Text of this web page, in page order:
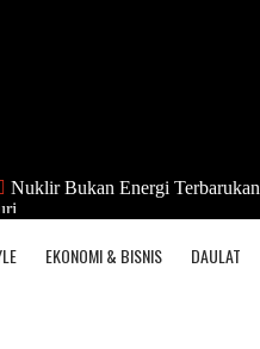
Nuklir Bukan Energi Terbarukan
EKONOMI & BISNIS DAULAT